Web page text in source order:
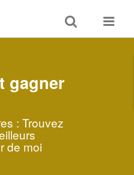
Toggle
search
Toggle
gagner
: Trouvez
de moi